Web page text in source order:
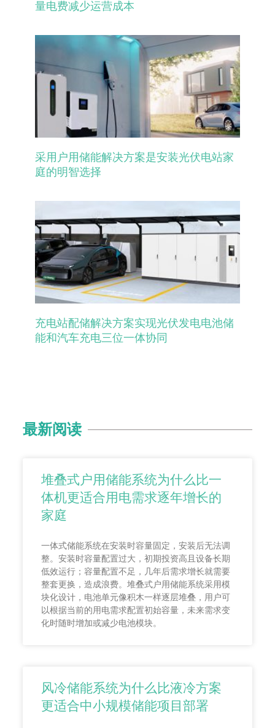
量电费减少运营成本
采用户用储能解决方案是安装光伏电站家
庭的明智选择
充电站配储解决方案实现光伏发电电池储
能和汽车充电三位一体协同
最新阅读
堆叠式户用储能系统为什么比一
体机更适合用电需求逐年增长的
家庭
一体式储能系统在安装时容量固定，安装后无法调
整。安装时容量配置过大，初期投资高且设备长期
低效运行；容量配置不足，几年后需求增长就需要
整套更换，造成浪费。堆叠式户用储能系统采用模
块化设计，电池单元像积木一样逐层堆叠，用户可
以根据当前的用电需求配置初始容量，未来需求变
化时随时增加或减少电池模块。
风冷储能系统为什么比液冷方案
更适合中小规模储能项目部署